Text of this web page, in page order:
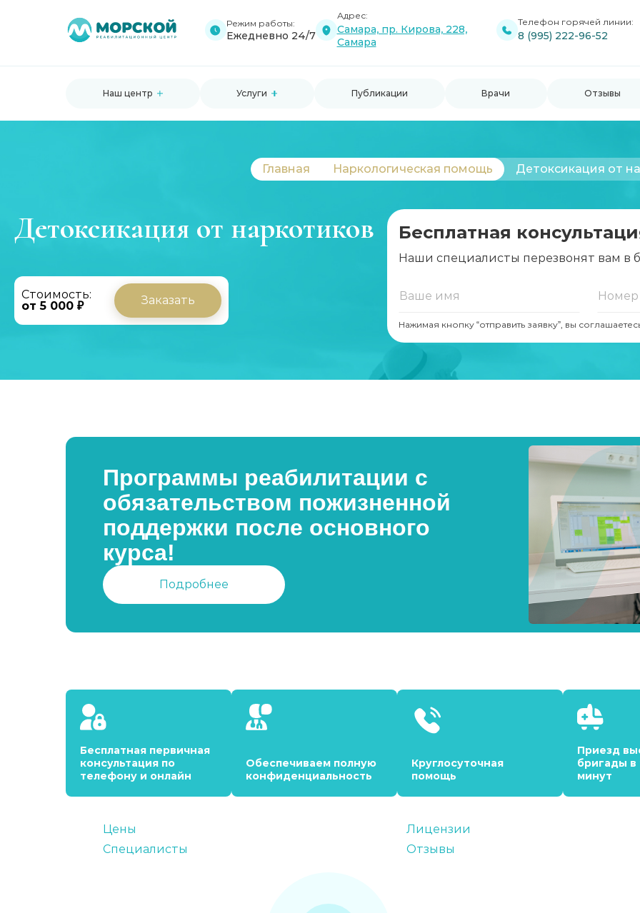
Режим работы:
Ежедневно 24/7
Адрес:
Самара, пр. Кирова, 228,
Самара
Телефон горячей линии:
8 (995) 222-96-52
Наш центр Услуги Публикации Врачи Отзывы
Главная Наркологическая помощь Детоксикация от
Детоксикация от наркотиков
Стоимость:
от 5 000 ₽
Заказать
Бесплатная
Наши специалисты перезвонят вам в
Нажимая кнопку “отправить заявку”, вы
Программы реабилитации с
обязательством пожизненной
поддержки после основного
курса!
Подробнее
Бесплатная первичная
консультация по
телефону и онлайн
Обеспечиваем полную
конфиденциальность
Круглосуточная
помощь
Приезд
бригады в
минут
Цены
Специалисты
Лицензии
Отзывы